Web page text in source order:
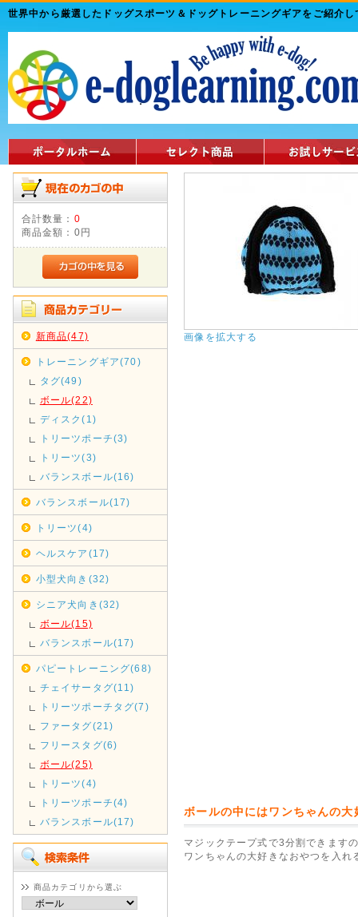
世界中から厳選したドッグスポーツ＆ドッグトレーニングギアをご紹介
合計数量： 0
商品金額： 0円
新商品(47)
トレーニングギア(70)
タグ(49)
ボール(22)
ディスク(1)
トリーツポーチ(3)
トリーツ(3)
バランスボール(16)
バランスボール(17)
トリーツ(4)
ヘルスケア(17)
小型犬向き(32)
シニア犬向き(32)
ボール(15)
バランスボール(17)
パピートレーニング(68)
チェイサータグ(11)
トリーツポーチタグ(7)
ファータグ(21)
フリースタグ(6)
ボール(25)
トリーツ(4)
トリーツポーチ(4)
バランスボール(17)
商品カテゴリから選ぶ
画像を拡大する
ボールの中にはワンちゃんの
マジックテープ式で3分割できます
ワンちゃんの大好きなおやつを入れ